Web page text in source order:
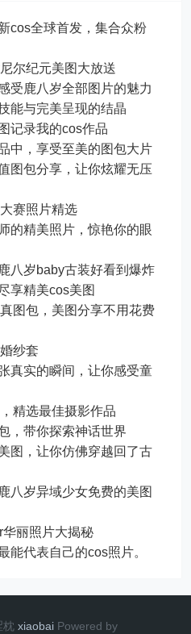
cos全球首发，集合众粉
尔纪元美图大放送
受鹿八岁全部图片的魅力
能与完美呈现的结晶
记录我的cos作品
中，享受至美的图包大片
图包分享，让你炫耀无压
赛照片精选
的精美照片，惊艳你的眼
八岁baby古装好看到爆炸
享精美cos美图
图包，美图分享不用花费
纱套
真实的瞬间，让你感受童
精选最佳摄影作品
，带你探索神话世界
图，让你仿佛穿越回了古
八岁异域少女免费的美图
丽照片大揭秘
能代表自己的cos照片。
枕 xiaobai Powered by